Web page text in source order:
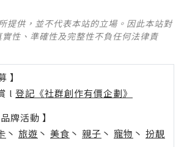
提供，並不代表本站的立場。因此本站對
性、準確性及完整性不負任何法律責
】
l 登記《社群創作有價企劃》
牌活動 】
丶 旅遊 丶 美食 丶 親子 丶 寵物 丶 扮靚